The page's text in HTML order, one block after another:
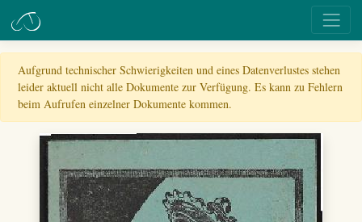
Aufgrund technischer Schwierigkeiten und eines Datenverlustes stehen
leider aktuell nicht alle Dokumente zur Verfügung. Es kann zu Fehlern
beim Aufrufen einzelner Dokumente kommen.